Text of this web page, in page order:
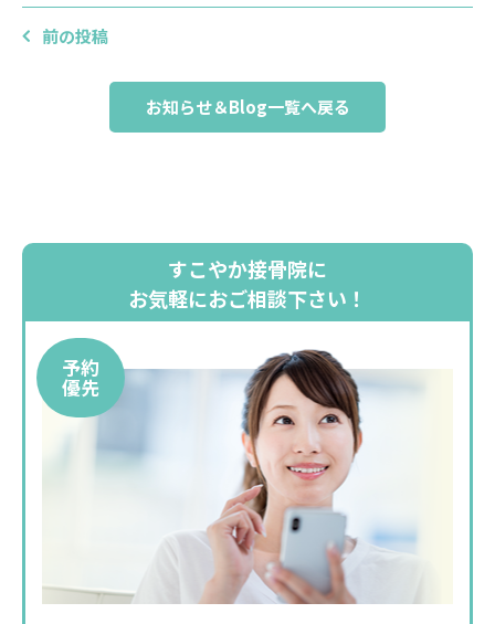
前の投稿
お知らせ＆Blog一覧へ戻る
すこやか接骨院に
お気軽におご相談下さい！
予約
優先